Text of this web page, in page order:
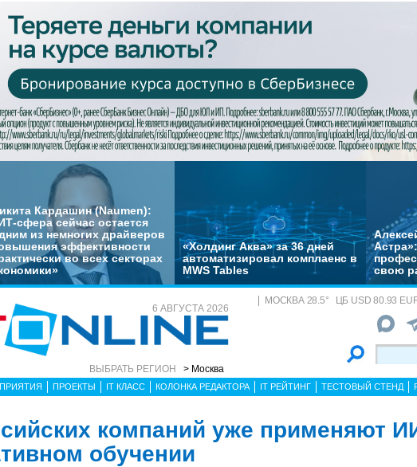
Кардашин (Naumen):
сфера сейчас остается
из немногих драйверов
эффективности
во всех секторах
«Холдинг Аква» за 36 дней
автоматизировал комплаенс в
MWS Tables
свою
6 АВГУСТА 2026
ВЫБРАТЬ РЕГИОН > Москва
МОСКВА 28.5° ЦБ USD 80.93
ПРОЕКТЫ IT КЛАСС КОЛОНКА РЕДАКТОРА IT РЕЙТИНГ ТЕСТОВЫЙ СТЕНД
компаний уже применяют
обучении